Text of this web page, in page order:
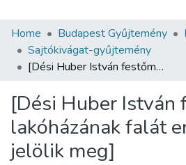
Communities & Collections
All of DSpace
About us
Home Budapest Gyűjtemény
Sajtókivágat-gyűjtemény
[Dési Huber István festőművész lakóházának falát emléktáblával jelölik meg]
[Dési Huber István
lakóházának falát
jelölik meg]